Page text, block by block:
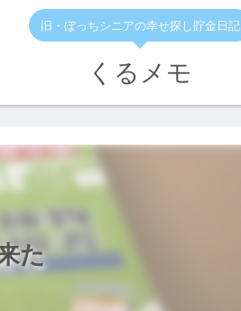
旧・ぼっちシニアの幸せ探し貯金日記
くるメモ
た